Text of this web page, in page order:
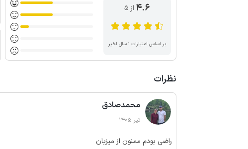
4.6 از ۵
بر اساس امتیازات ۱ سال اخیر
نظرات
محمدصادق
تیر 1405
راضی بودم ممنون از میزبان